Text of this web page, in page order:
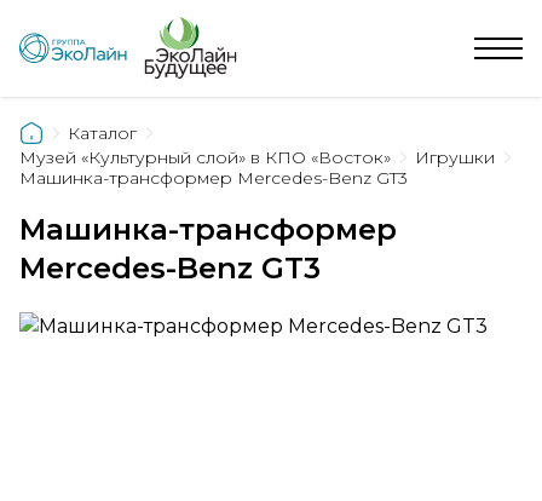
Каталог
Музей «Культурный слой» в КПО «Восток»
Игрушки
Машинка-трансформер Mercedes-Benz GT3
Машинка-трансформер
Mercedes-Benz GT3